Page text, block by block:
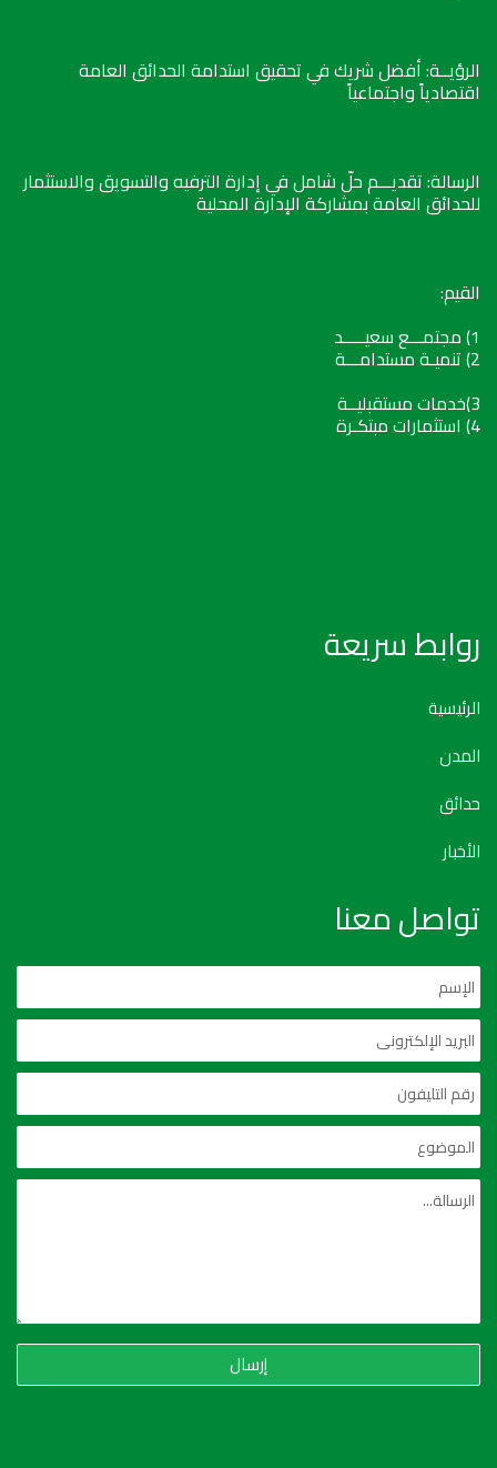
الرؤيــة: أفضل شريك في تحقيق استدامة الحدائق العامة
اقتصادياً واجتماعياً
الرسالة: تقديـــم حلّ شامل في إدارة الترفيه والتسويق والاستثمار
للحدائق العامة بمشاركة الإدارة المحلية
القيم:
1) مجتمـــع سعيـــــد
2) تنميـة مستدامـــة
3)خدمات مستقبليــة
4) استثمارات مبتكـرة
روابط سريعة
الرئيسية
المدن
حدائق
الأخبار
تواصل معنا
إرسال